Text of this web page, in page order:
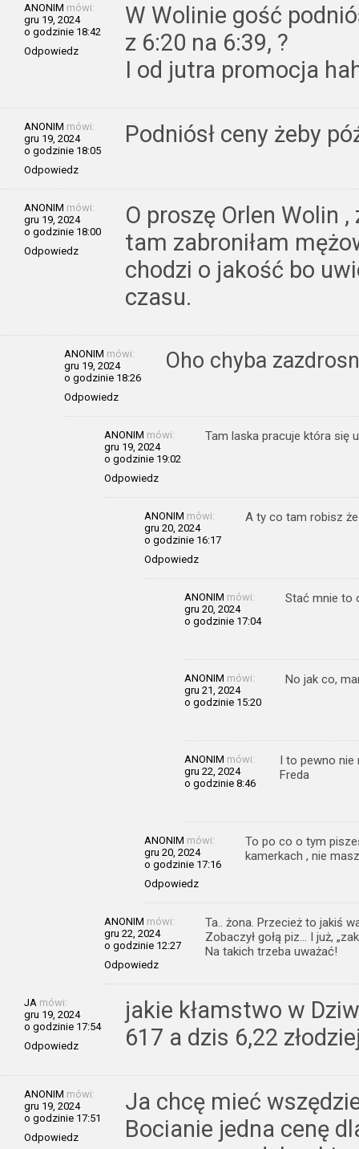
ANONIM mówi:
gru 19, 2024
o godzinie 18:42
Odpowiedz
W Wolinie gość
z 6:20 na 6:39, ?
I od jutra promocja
ANONIM mówi:
gru 19, 2024
o godzinie 18:05
Odpowiedz
Podniósł ceny żeby
ANONIM mówi:
gru 19, 2024
o godzinie 18:00
Odpowiedz
O proszę Orlen Wolin
tam zabroniłam
chodzi o jakość bo
czasu.
ANONIM mówi:
gru 19, 2024
o godzinie 18:26
Odpowiedz
Oho chyba
ANONIM mówi:
gru 19, 2024
o godzinie 19:02
Odpowiedz
Tam laska pracuje która się
ANONIM mówi:
gru 20, 2024
o godzinie 16:17
Odpowiedz
A ty co tam robisz
ANONIM mówi:
gru 20, 2024
o godzinie 17:04
Stać mnie to
ANONIM mówi:
gru 21, 2024
o godzinie 15:20
No jak co,
ANONIM mówi:
gru 22, 2024
o godzinie 8:46
I to pewno nie
Freda
ANONIM mówi:
gru 20, 2024
o godzinie 17:16
Odpowiedz
To po co o tym
kamerkach , nie
ANONIM mówi:
gru 22, 2024
o godzinie 12:27
Odpowiedz
Ta.. żona. Przecież to jakiś
Zobaczył gołą piz… I już,
Na takich trzeba uważać!
JA mówi:
gru 19, 2024
o godzinie 17:54
Odpowiedz
jakie kłamstwo w
617 a dzis 6,22
ANONIM mówi:
gru 19, 2024
o godzinie 17:51
Odpowiedz
Ja chcę mieć
Bocianie jedna cenę